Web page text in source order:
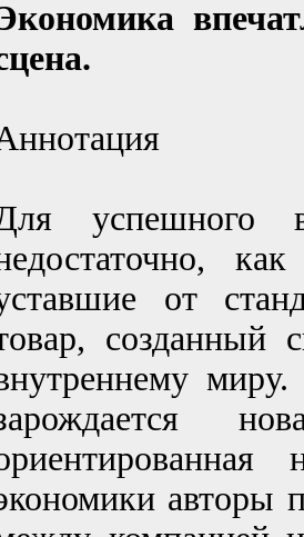
успешного
от
созданный
авторы